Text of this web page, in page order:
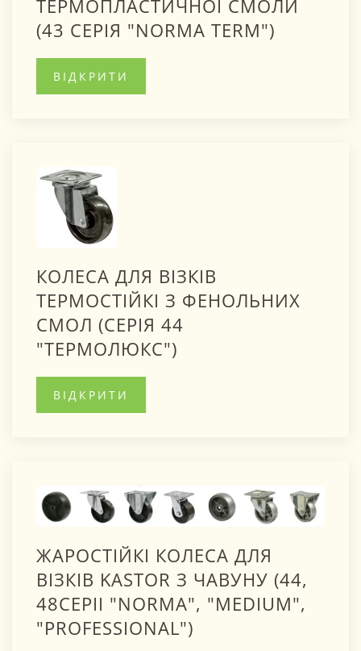
ТЕРМОПЛАСТИЧНОЇ СМОЛИ
(43 СЕРІЯ "NORMA TERM")
ВІДКРИТИ
КОЛЕСА ДЛЯ ВІЗКІВ
ТЕРМОСТІЙКІ З ФЕНОЛЬНИХ
СМОЛ (СЕРІЯ 44
"ТЕРМОЛЮКС")
ВІДКРИТИ
ЖАРОСТІЙКІ КОЛЕСА ДЛЯ
ВІЗКІВ KASTOR З ЧАВУНУ (44,
48СЕРІІ "NORMA", "MEDIUM",
"PROFESSIONAL")